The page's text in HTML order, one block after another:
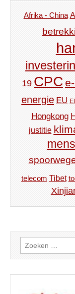
Afrika - China
19 CPC
energie EU
Hongkong
justitie
telecom Tibet
Zoeken
naar: